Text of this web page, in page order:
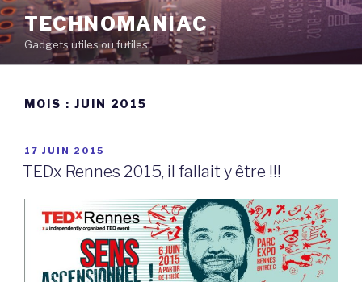
Aller
au
contenu
principal
TECHNOMANIAC
Gadgets utiles ou futiles
MOIS : JUIN 2015
PUBLIÉ
LE
17 JUIN 2015
TEDx Rennes 2015, il fallait y être !!!